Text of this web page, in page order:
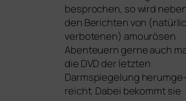
bespro­chen, so wird
den Berichten von
ver­bo­te­nen) amou­rö­sen
Abenteuern ger­ne auch
die DVD der letz­ten
Darmspiegelung her­um­ge­
reicht. Dabei bekommt sie